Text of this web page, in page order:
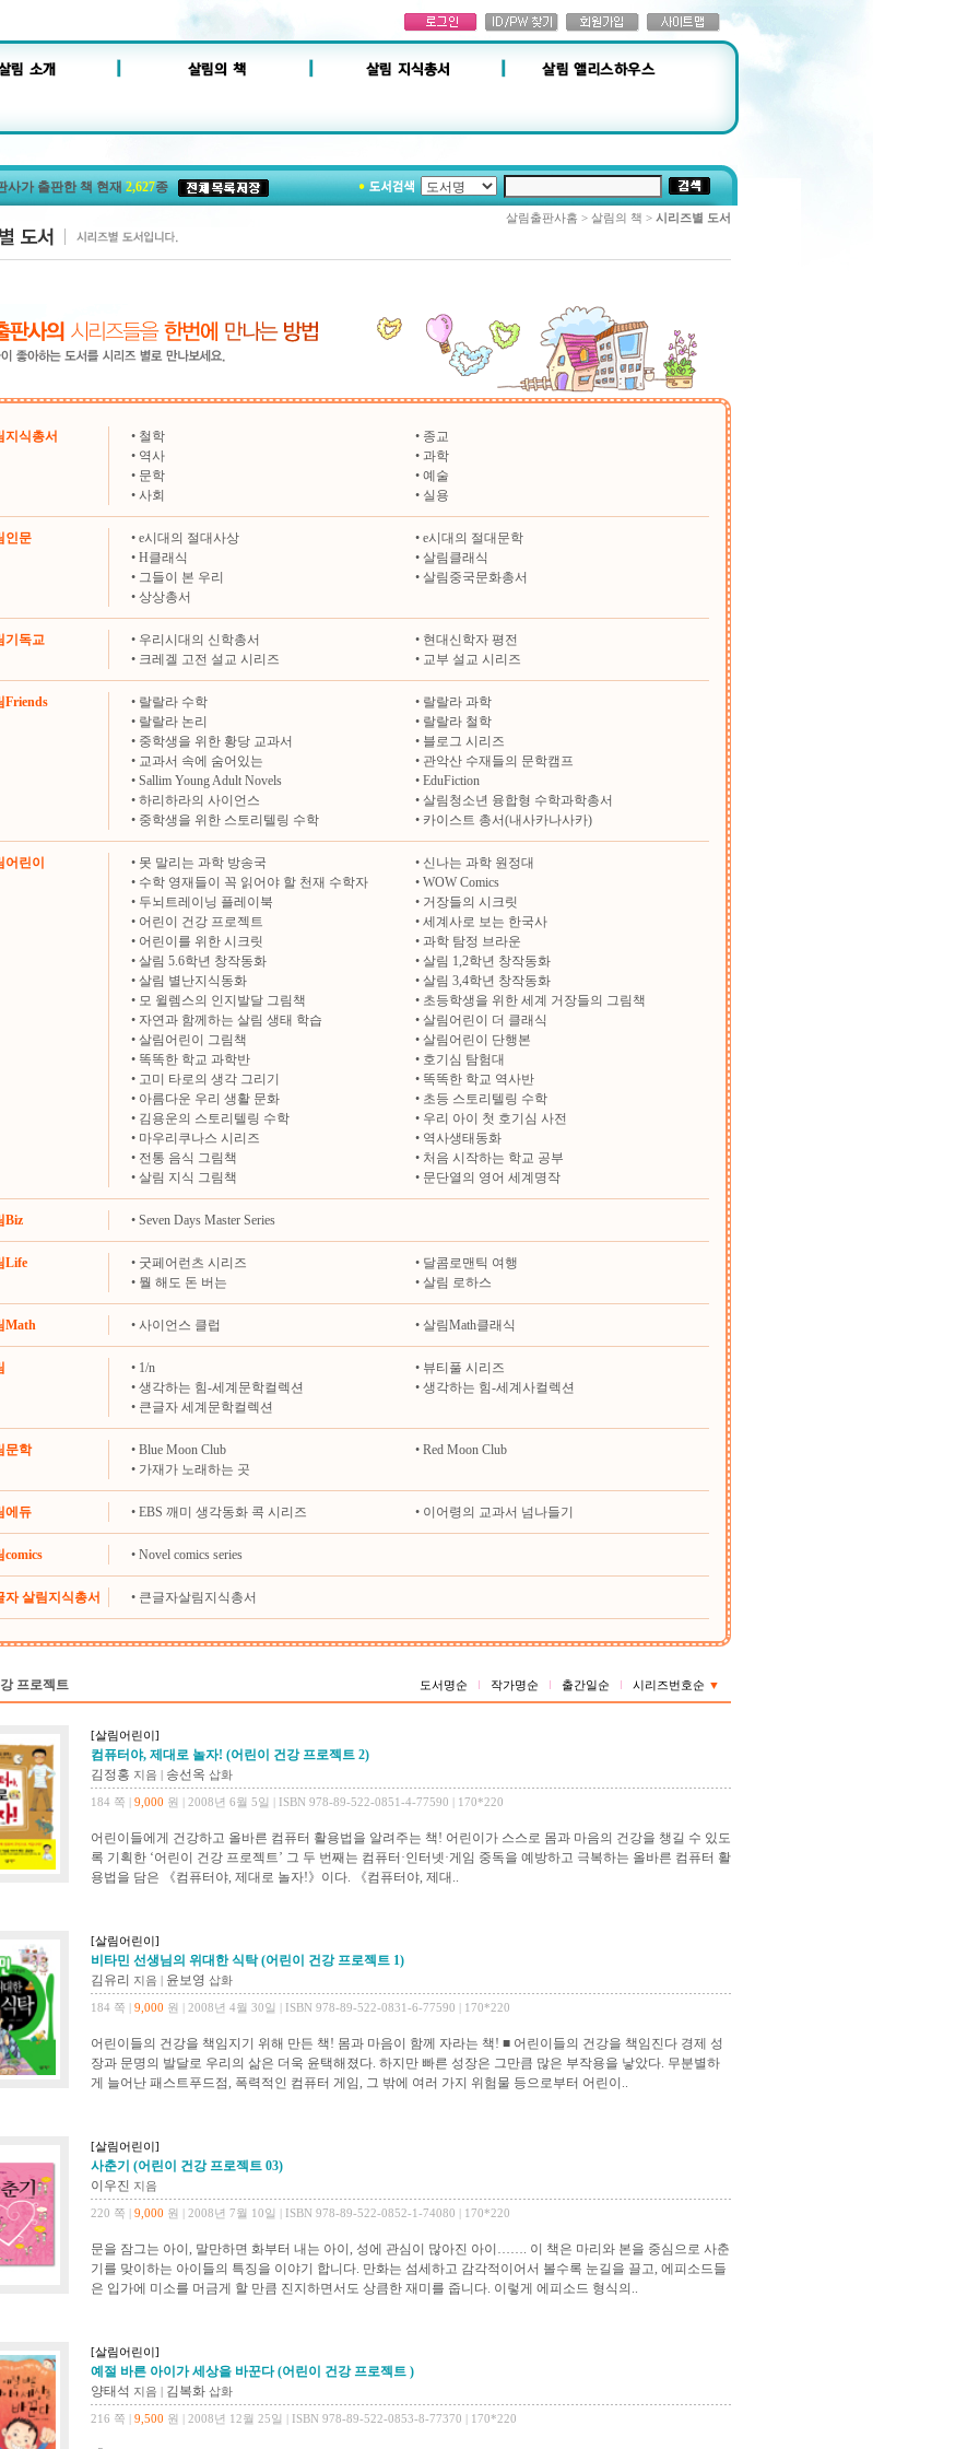
사가 출판한 책 현재2,627종
살림출판사홈 > 살림의 책 > 시리즈별 도서
지식총서 • 철학 • 종교
• 역사 • 과학
• 문학 • 예술
• 사회 • 실용
인문 • e시대의 절대사상 • e시대의 절대문학
• H클래식 • 살림클래식
• 그들이 본 우리 • 살림중국문화총서
• 상상총서
기독교 • 우리시대의 신학총서 • 현대신학자 평전
• 크레겔 고전 설교 시리즈 • 교부 설교 시리즈
Friends • 랄랄라 수학 • 랄랄라 과학
• 랄랄라 논리 • 랄랄라 철학
• 중학생을 위한 황당 교과서 • 블로그 시리즈
• 교과서 속에 숨어있는 • 관악산 수재들의 문학캠프
• Sallim Young Adult Novels • EduFiction
• 하리하라의 사이언스 • 살림청소년 융합형 수학과학총서
• 중학생을 위한 스토리텔링 수학 • 카이스트 총서(내사카나사카)
어린이 • 못 말리는 과학 방송국 • 신나는 과학 원정대
• 수학 영재들이 꼭 읽어야 할 천재 수학자 • WOW Comics
• 두뇌트레이닝 플레이북 • 거장들의 시크릿
• 어린이 건강 프로젝트 • 세계사로 보는 한국사
• 어린이를 위한 시크릿 • 과학 탐정 브라운
• 살림 5.6학년 창작동화 • 살림 1,2학년 창작동화
• 살림 별난지식동화 • 살림 3,4학년 창작동화
• 모 윌렘스의 인지발달 그림책 • 초등학생을 위한 세계 거장들의 그림책
• 자연과 함께하는 살림 생태 학습 • 살림어린이 더 클래식
• 살림어린이 그림책 • 살림어린이 단행본
• 똑똑한 학교 과학반 • 호기심 탐험대
• 고미 타로의 생각 그리기 • 똑똑한 학교 역사반
• 아름다운 우리 생활 문화 • 초등 스토리텔링 수학
• 김용운의 스토리텔링 수학 • 우리 아이 첫 호기심 사전
• 마우리쿠나스 시리즈 • 역사생태동화
• 전통 음식 그림책 • 처음 시작하는 학교 공부
• 살림 지식 그림책 • 문단열의 영어 세계명작
Biz • Seven Days Master Series
Life • 굿페어런츠 시리즈 • 달콤로맨틱 여행
• 뭘 해도 돈 버는 • 살림 로하스
Math • 사이언스 클럽 • 살림Math클래식
• 1/n • 뷰티풀 시리즈
• 생각하는 힘-세계문학컬렉션 • 생각하는 힘-세계사컬렉션
• 큰글자 세계문학컬렉션
문학 • Blue Moon Club • Red Moon Club
• 가재가 노래하는 곳
에듀 • EBS 깨미 생각동화 콕 시리즈 • 이어령의 교과서 넘나들기
comics • Novel comics series
자 살림지식총서 • 큰글자살림지식총서
프로젝트 도서명순 작가명순 출간일순 시리즈번호순 ▼
[살림어린이]
컴퓨터야, 제대로 놀자! (어린이 건강 프로젝트 2)
김정홍 지음 | 송선옥 삽화
184 쪽 | 9,000 원 | 2008년 6월 5일 | ISBN 978-89-522-0851-4-77590 | 170*220
어린이들에게 건강하고 올바른 컴퓨터 활용법을 알려주는 책! 어린이가 스스로 몸과 마음의 건강을 챙길 수 있도
록 기획한 ‘어린이 건강 프로젝트’ 그 두 번째는 컴퓨터·인터넷·게임 중독을 예방하고 극복하는 올바른 컴퓨터 활
용법을 담은 《컴퓨터야, 제대로 놀자!》이다. 《컴퓨터야, 제대..
[살림어린이]
비타민 선생님의 위대한 식탁 (어린이 건강 프로젝트 1)
김유리
지음 | 윤보영 삽화
184 쪽 | 9,000 원 | 2008년 4월 30일 | ISBN 978-89-522-0831-6-77590 | 170*220
어린이들의 건강을 책임지기 위해 만든 책! 몸과 마음이 함께 자라는 책! ■ 어린이들의 건강을 책임진다 경제 성
장과 문명의 발달로 우리의 삶은 더욱 윤택해졌다. 하지만 빠른 성장은 그만큼 많은 부작용을 낳았다. 무분별하
게 늘어난 패스트푸드점, 폭력적인 컴퓨터 게임, 그 밖에 여러 가지 위험물 등으로부터 어린이..
[살림어린이]
사춘기 (어린이 건강 프로젝트 03)
이우진 지음
220 쪽 | 9,000 원 | 2008년 7월 10일 | ISBN 978-89-522-0852-1-74080 | 170*220
문을 잠그는 아이, 말만하면 화부터 내는 아이, 성에 관심이 많아진 아이……. 이 책은 마리와 본을 중심으로 사춘
기를 맞이하는 아이들의 특징을 이야기 합니다. 만화는 섬세하고 감각적이어서 볼수록 눈길을 끌고, 에피소드들
은 입가에 미소를 머금게 할 만큼 진지하면서도 상큼한 재미를 줍니다. 이렇게 에피소드 형식의..
[살림어린이]
예절 바른 아이가 세상을 바꾼다 (어린이 건강 프로젝트 )
양태석 지음 | 김복화삽화
216 쪽 | 9,500 원 | 2008년 12월 25일 | ISBN 978-89-522-0853-8-77370 | 170*220